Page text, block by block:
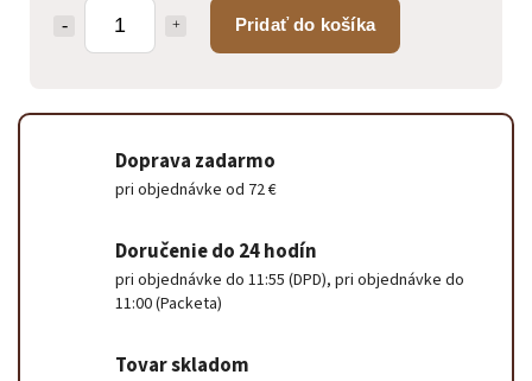
Pridať do košíka
Doprava zadarmo
pri objednávke od 72 €
Doručenie do 24 hodín
pri objednávke do 11:55 (DPD), pri objednávke do
11:00 (Packeta)
Tovar skladom